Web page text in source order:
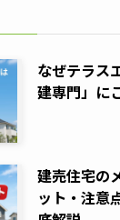
なぜテラス
建専門」に
建売住宅の
ット・注意